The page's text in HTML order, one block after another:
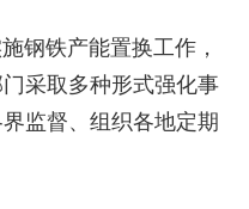
钢铁产能置换工作，
采取多种形式强化事
监督、组织各地定期